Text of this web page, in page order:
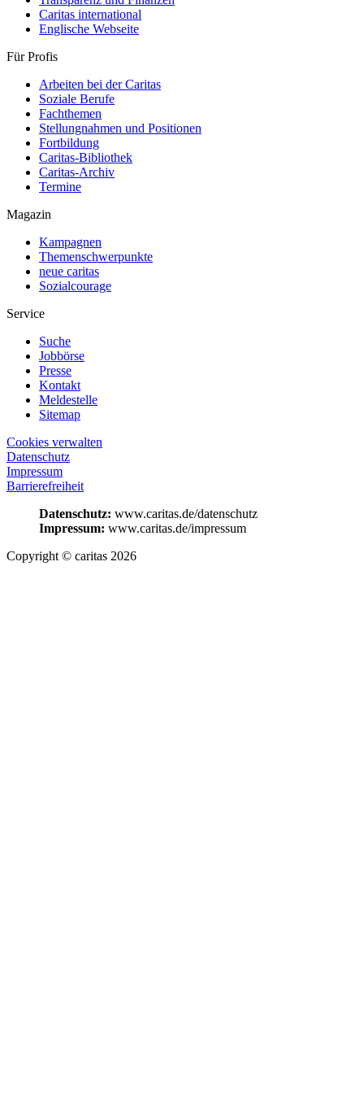
Caritas international
Englische Webseite
Für Profis
Arbeiten bei der Caritas
Soziale Berufe
Fachthemen
Stellungnahmen und Positionen
Fortbildung
Caritas-Bibliothek
Caritas-Archiv
Termine
Magazin
Kampagnen
Themenschwerpunkte
neue caritas
Sozialcourage
Service
Suche
Jobbörse
Presse
Kontakt
Meldestelle
Sitemap
Cookies verwalten
Datenschutz
Impressum
Barrierefreiheit
Datenschutz: www.caritas.de/datenschutz
Impressum: www.caritas.de/impressum
Copyright © caritas 2026